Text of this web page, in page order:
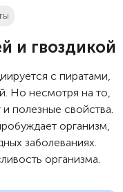
и гвоздикой
с пиратами,
Но несмотря на то,
полезные свойства.
организм,
заболеваниях.
организма.